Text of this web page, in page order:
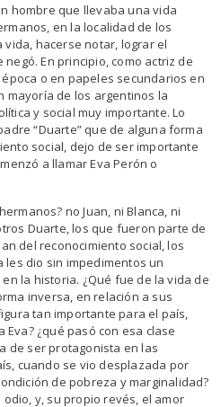
hombre que llevaba una vida
en la localidad de los
vida, hacerse notar, lograr el
En principio, como actriz de
o en papeles secundarios en
mayoría de los argentinos la
y social muy importante. Lo
“Duarte” que de alguna forma
social, dejo de ser importante
a llamar Eva Perón o
no Juan, ni Blanca, ni
Duarte, los que fueron parte de
del reconocimiento social, los
dio sin impedimentos un
la historia. ¿Qué fue de la vida de
inversa, en relación a sus
tan importante para el país,
¿qué pasó con esa clase
de ser protagonista en las
cuando se vio desplazada por
de pobreza y marginalidad?
y, su propio revés, el amor